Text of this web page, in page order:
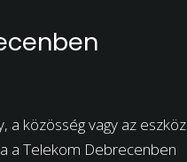
a közösség vagy az eszköz
a Telekom Debrecenben